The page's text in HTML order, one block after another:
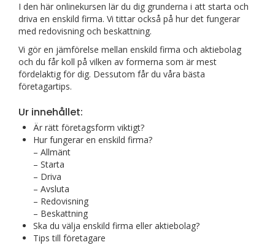
I den här onlinekursen lär du dig grunderna i att starta och
driva en enskild firma. Vi tittar också på hur det fungerar
med redovisning och beskattning.
Vi gör en jämförelse mellan enskild firma och aktiebolag
och du får koll på vilken av formerna som är mest
fördelaktig för dig. Dessutom får du våra bästa
företagartips.
Ur innehållet:
Är rätt företagsform viktigt?
Hur fungerar en enskild firma?
– Allmänt
– Starta
– Driva
– Avsluta
– Redovisning
– Beskattning
Ska du välja enskild firma eller aktiebolag?
Tips till företagare